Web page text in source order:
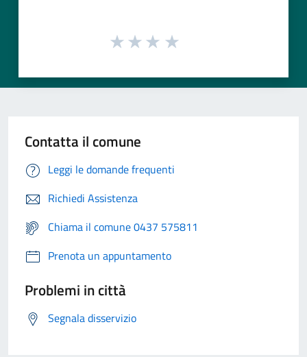
Contatta il comune
Leggi le domande frequenti
Richiedi Assistenza
Chiama il comune 0437 575811
Prenota un appuntamento
Problemi in città
Segnala disservizio